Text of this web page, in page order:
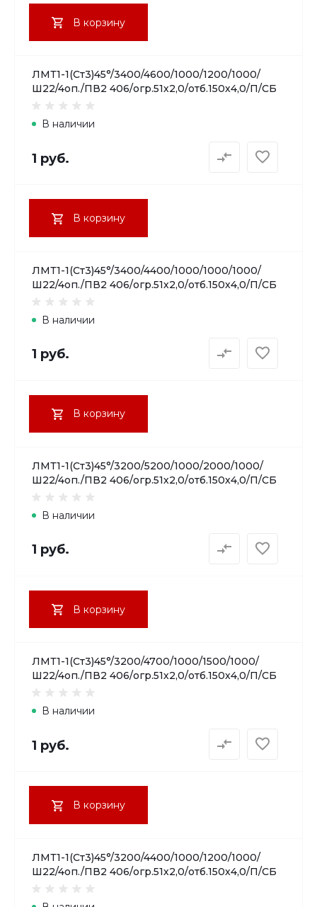
В корзину
ЛМТ1-1(Ст3)45°/3400/4600/1000/1200/1000/
Ш22/4оп./ПВ2 406/огр.51х2,0/отб.150х4,0/П/СБ
В наличии
1 руб.
В корзину
ЛМТ1-1(Ст3)45°/3400/4400/1000/1000/1000/
Ш22/4оп./ПВ2 406/огр.51х2,0/отб.150х4,0/П/СБ
В наличии
1 руб.
В корзину
ЛМТ1-1(Ст3)45°/3200/5200/1000/2000/1000/
Ш22/4оп./ПВ2 406/огр.51х2,0/отб.150х4,0/П/СБ
В наличии
1 руб.
В корзину
ЛМТ1-1(Ст3)45°/3200/4700/1000/1500/1000/
Ш22/4оп./ПВ2 406/огр.51х2,0/отб.150х4,0/П/СБ
В наличии
1 руб.
В корзину
ЛМТ1-1(Ст3)45°/3200/4400/1000/1200/1000/
Ш22/4оп./ПВ2 406/огр.51х2,0/отб.150х4,0/П/СБ